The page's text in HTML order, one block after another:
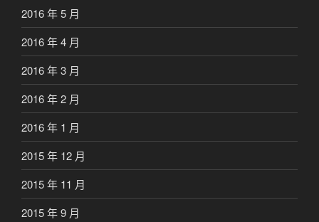
2016 年 5 月
2016 年 4 月
2016 年 3 月
2016 年 2 月
2016 年 1 月
2015 年 12 月
2015 年 11 月
2015 年 9 月